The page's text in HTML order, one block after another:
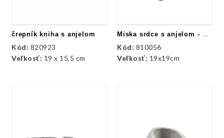
črepník kniha s anjelom
Kód: 820923
Veľkosť: 19 x 15,5 cm
Miska srdce s anjelom - kameň
Kód: 810056
Veľkosť: 19x19cm